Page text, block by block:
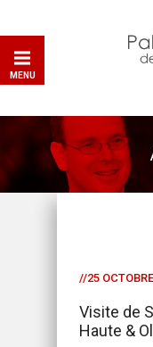
MENU
//25
Visite de
Haute &